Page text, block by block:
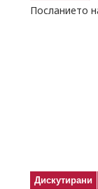
Посланието
Дискутирани